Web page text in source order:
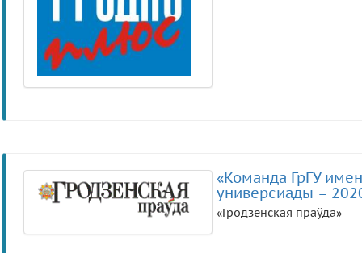
«Команда ГрГУ
универсиады –
«Гродзенская праўда»